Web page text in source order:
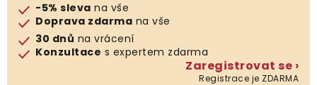
Klub výhod
-5% sleva na vše
Doprava zdarma na vše
30 dnů na vrácení
Konzultace s expertem zdarma
Zaregistrovat se ›
Registrace je ZDARMA